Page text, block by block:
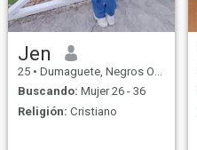
Jen
25 • Dumaguete, Negros Oriental, Filipinas
Buscando: Mujer 26 - 36
Religión: Cristiano